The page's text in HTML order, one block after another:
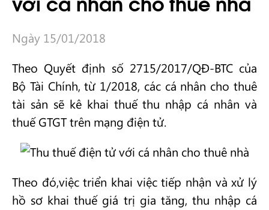
Ngày 15/01/2018
Theo Quyết định số 2715/2017/QĐ-BTC của
Bộ Tài Chính, từ 1/2018, các cá nhân cho thuê
tài sản sẽ kê khai thuế thu nhập cá nhân và
thuế GTGT trên mạng điện tử.
Theo đó,việc triển khai việc tiếp nhận và xử lý
hồ sơ khai thuế giá trị gia tăng, thu nhập cá